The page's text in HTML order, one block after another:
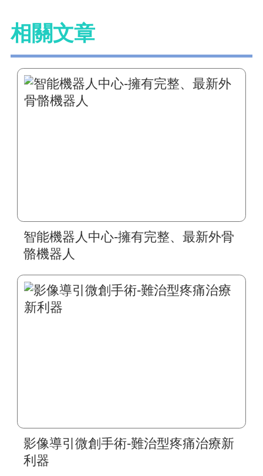
相關文章
智能機器人中心-擁有完整、最新外骨
骼機器人
影像導引微創手術-難治型疼痛治療新
利器